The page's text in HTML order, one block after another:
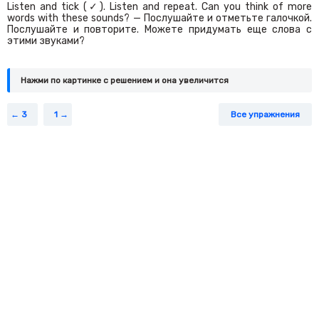
Listen and tick (✓). Listen and repeat. Can you think of more
words with these sounds? — Послушайте и отметьте галочкой.
Послушайте и повторите. Можете придумать еще слова с
этими звуками?
Нажми по картинке c решением и она увеличится
3 1 Все упражнения